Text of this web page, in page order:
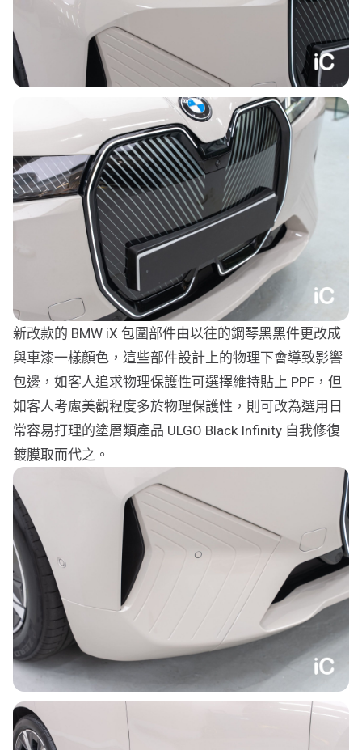
新改款的 BMW iX 包圍部件由以往的鋼琴黑黑件更改成
與車漆一樣顏色，這些部件設計上的物理下會導致影響
包邊，如客人追求物理保護性可選擇維持貼上 PPF，但
如客人考慮美觀程度多於物理保護性，則可改為選用日
常容易打理的塗層類產品 ULGO Black Infinity 自我修復
鍍膜取而代之。